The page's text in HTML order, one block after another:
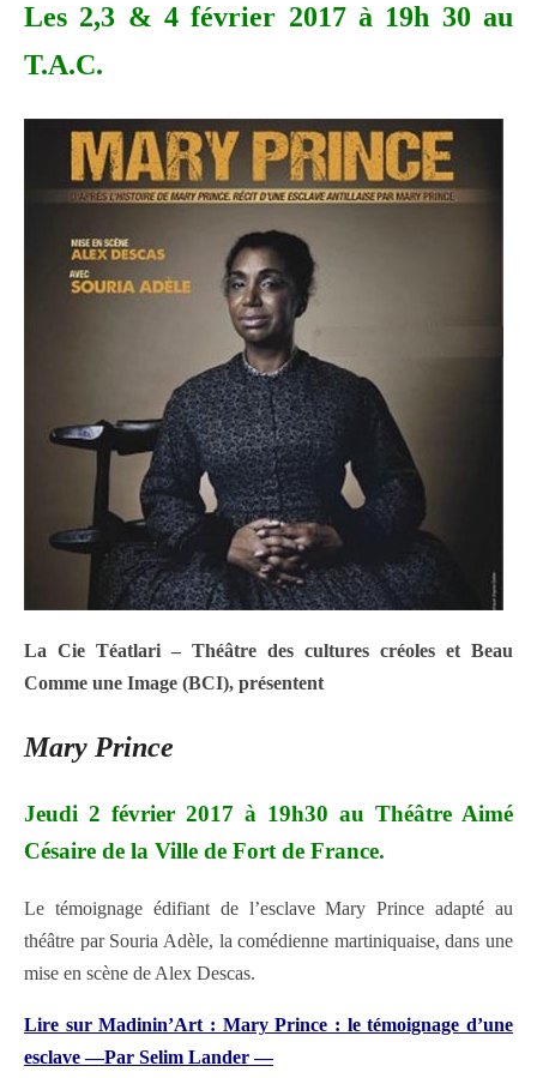
Les 2,3 & 4 février 2017 à 19h 30 au
T.A.C.
La Cie Téatlari – Théâtre des cultures créoles et Beau
Comme une Image (BCI), présentent
Mary Prince
Jeudi 2 février 2017 à 19h30 au Théâtre Aimé
Césaire de la Ville de Fort de France.
Le témoignage édifiant de l’esclave Mary Prince adapté au
théâtre par Souria Adèle, la comédienne martiniquaise, dans une
mise en scène de Alex Descas.
Lire sur Madinin’Art : Mary Prince : le témoignage d’une
esclave —Par Selim Lander —